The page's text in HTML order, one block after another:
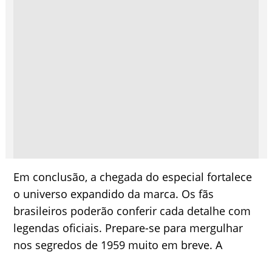
Em conclusão, a chegada do especial fortalece
o universo expandido da marca. Os fãs
brasileiros poderão conferir cada detalhe com
legendas oficiais. Prepare-se para mergulhar
nos segredos de 1959 muito em breve. A